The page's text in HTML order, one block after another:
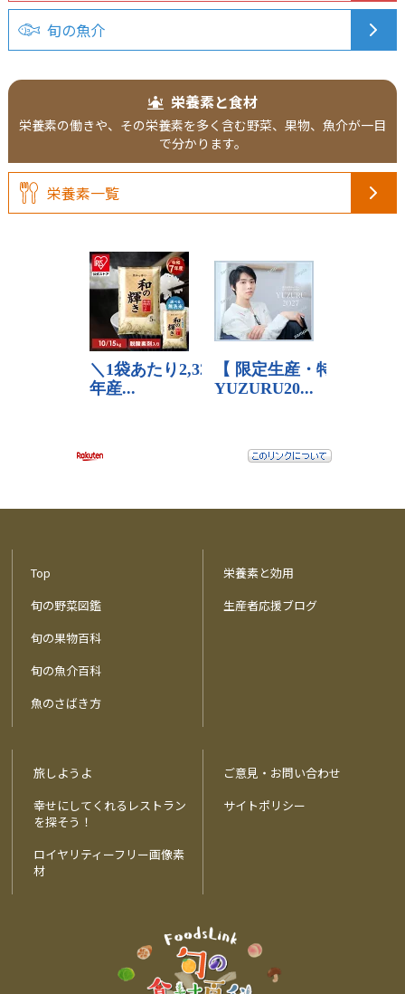
旬の魚介
栄養素と食材
栄養素の働きや、その栄養素を多く含む野菜、果物、魚介が一目
で分かります。
栄養素一覧
Top
旬の野菜図鑑
旬の果物百科
旬の魚介百科
魚のさばき方
栄養素と効用
生産者応援ブログ
旅しようよ
幸せにしてくれるレストラン
を探そう！
ロイヤリティーフリー画像素
材
ご意見・お問い合わせ
サイトポリシー